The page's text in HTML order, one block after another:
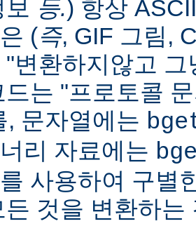
등.) 항상
(즉, GIF 그림,
"변환하지않고
드는 "프로토콜
, 문자열에는
리 자료에는
사용하여 구별
든 것을 변환하